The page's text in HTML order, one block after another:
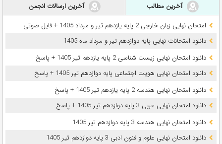
آخرین مطالب
آخرین ارسالات انجمن
امتحان نهایی زبان خارجی 2 پایه یازدهم تیر و مرداد 1405 + فایل صوتی
دانلود امتحانات نهایی پایه دوازدهم تیر و مرداد ماه 1405
دانلود امتحان نهایی زیست شناسی 2 پایه یازدهم تیر 1405 + پاسخ
دانلود امتحان نهایی هویت اجتماعی پایه دوازدهم تیر 1405 + پاسخ
دانلود امتحان نهایی هندسه 2 پایه یازدهم تیر 1405 + پاسخ
دانلود امتحان نهایی عربی 3 پایه دوازدهم تیر 1405 + پاسخ
دانلود امتحان نهایی هندسه 3 پایه دوازدهم تیر 1405
دانلود امتحان نهایی علوم و فنون ادبی 3 پایه دوازدهم تیر 1405